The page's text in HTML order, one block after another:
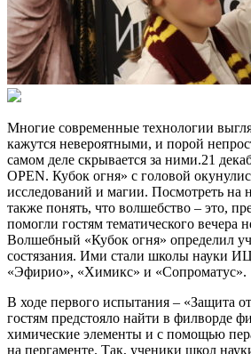
Многие современные технологии
кажутся невероятными, и порой
самом деле скрывается за ними.21
OPEN. Кубок огня» с головой
исследований и магии. Посмотреть на
также понять, что волшебство – это,
помогли гостям тематического вечера
Волшебный «Кубок огня» определил
состязания. Ими стали школы науки
«Эфирио», «Химикс» и «Сопроматус».
В ходе первого испытания – «Защита
гостям предстояло найти в филворде
химические элементы и с помощью
на пергаменте. Так, ученики школ